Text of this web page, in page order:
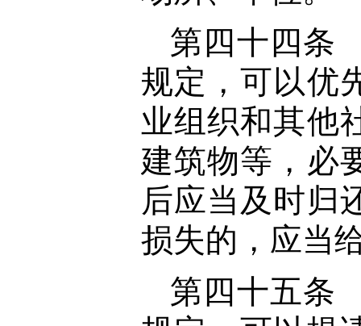
第四十四条
规定，可以优
业组织和其他
建筑物等，必
后应当及时归
损失的，应当
第四十五条